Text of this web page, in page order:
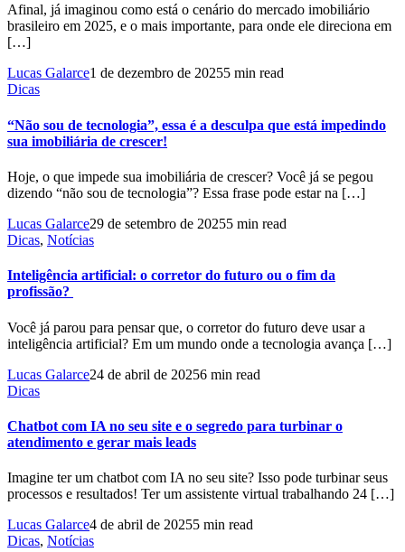
Afinal, já imaginou como está o cenário do mercado imobiliário
brasileiro em 2025, e o mais importante, para onde ele direciona em
[…]
Lucas Galarce1 de dezembro de 20255 min read
Dicas
“Não sou de tecnologia”, essa é a desculpa que está impedindo
sua imobiliária de crescer!
Hoje, o que impede sua imobiliária de crescer? Você já se pegou
dizendo “não sou de tecnologia”? Essa frase pode estar na […]
Lucas Galarce29 de setembro de 20255 min read
Dicas, Notícias
Inteligência artificial: o corretor do futuro ou o fim da
profissão?
Você já parou para pensar que, o corretor do futuro deve usar a
inteligência artificial? Em um mundo onde a tecnologia avança […]
Lucas Galarce24 de abril de 20256 min read
Dicas
Chatbot com IA no seu site e o segredo para turbinar o
atendimento e gerar mais leads
Imagine ter um chatbot com IA no seu site? Isso pode turbinar seus
processos e resultados! Ter um assistente virtual trabalhando 24 […]
Lucas Galarce4 de abril de 20255 min read
Dicas, Notícias